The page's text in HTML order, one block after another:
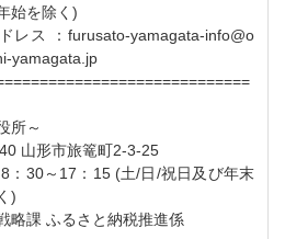
始を除く)
レス ：furusato-yamagata-info@o
yamagata.jp
所～
山形市旅篭町2-3-25
：30～17：15 (土/日/祝日及び年末
)
略課 ふるさと納税推進係